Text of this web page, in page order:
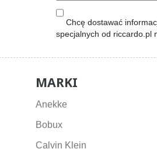
Chcę dostawać
specjalnych od riccardo.pl
MARKI
Anekke
Bobux
Calvin Klein